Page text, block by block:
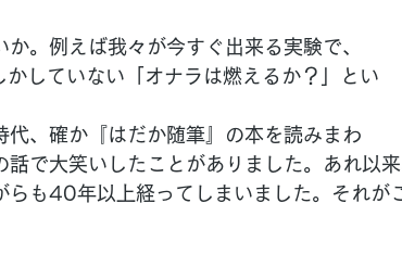
か。例えば我々が今すぐ出来る実験で、
していない「オナラは燃えるか？」とい
代、確か『はだか随筆』の本を読みまわ
話で大笑いしたことがありました。あれ以
らも40年以上経ってしまいました。それが